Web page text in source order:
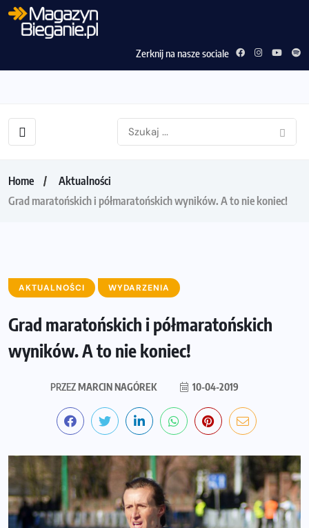
Zerknij na nasze sociale
Home
Aktualności
Grad maratońskich i półmaratońskich wyników. A to nie koniec!
AKTUALNOŚCI WYDARZENIA
Grad maratońskich i półmaratońskich
wyników. A to nie koniec!
PRZEZMARCIN NAGÓREK 10-04-2019